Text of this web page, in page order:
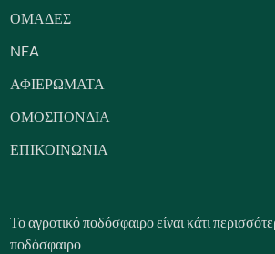
ΟΜΑΔΕΣ
NEA
ΑΦΙΕΡΩΜΑΤΑ
ΟΜΟΣΠΟΝΔΙΑ
ΕΠΙΚΟΙΝΩΝΙΑ
Το αγροτικό ποδόσφαιρο είναι κάτι
ποδόσφαιρο